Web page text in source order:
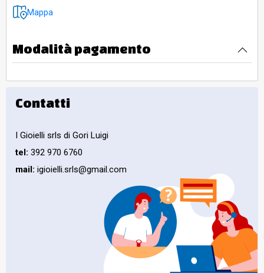
Mappa
Modalità pagamento
Contatti
I Gioielli srls di Gori Luigi
tel: 392 970 6760
mail: igioielli.srls@gmail.com